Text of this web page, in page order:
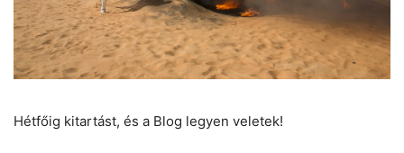
Hétfőig kitartást, és a Blog legyen veletek!